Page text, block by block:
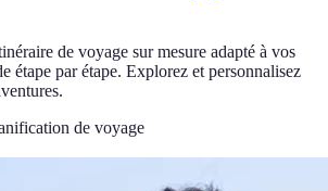
de voyage sur mesure adapté à vos
étape par étape. Explorez et personnalisez
de voyage